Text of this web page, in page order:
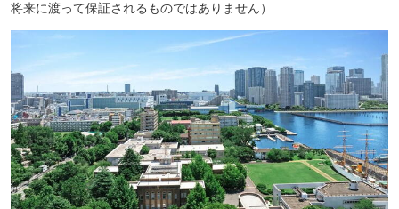
将来に渡って保証されるものではありません）